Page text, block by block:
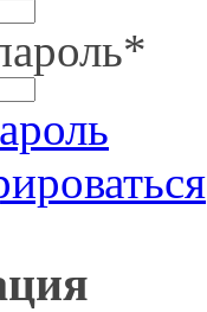
*